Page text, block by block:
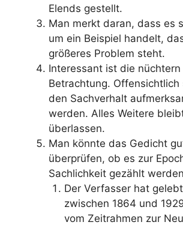
Elends gestellt.
Man merkt daran, dass es
um ein Beispiel handelt,
größeres Problem steht.
Interessant ist die
Betrachtung. Offensichtlich
den Sachverhalt
werden. Alles Weitere
überlassen.
Man könnte das Gedicht
überprüfen, ob es zur
Sachlichkeit gezählt
Der Verfasser hat
zwischen 1864 und
vom Zeitrahmen zur